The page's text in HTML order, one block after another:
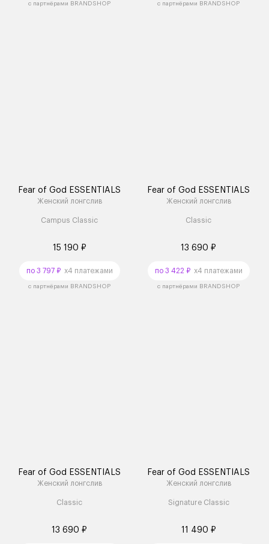
с партнёрами BRANDSHOP с партнёрами BRANDSHOP
Fear of God ESSENTIALS
Женский лонгслив
Campus Classic
15 190 ₽
по 3 797 ₽x4 платежами
с партнёрами BRANDSHOP
Fear of God ESSENTIALS
Женский лонгслив
Classic
13 690 ₽
по 3 422 ₽x4 платежами
с партнёрами BRANDSHOP
Fear of God ESSENTIALS
Женский лонгслив
Classic
13 690 ₽
Fear of God ESSENTIALS
Женский лонгслив
Signature Classic
11 490 ₽